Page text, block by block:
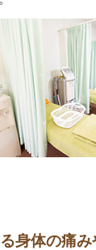
身体の痛